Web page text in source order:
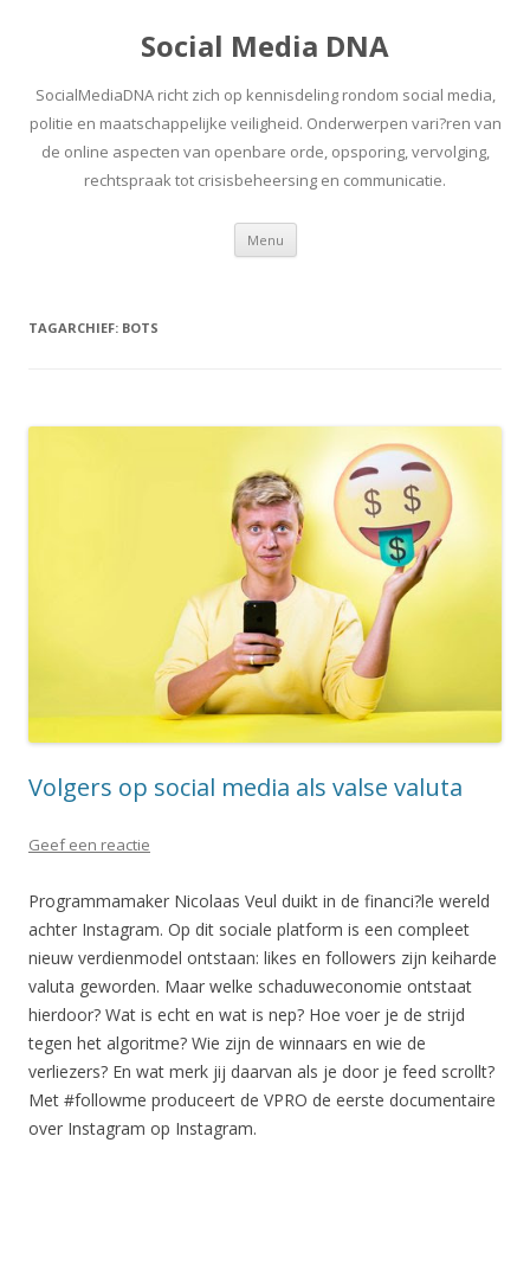
Social Media DNA
SocialMediaDNA richt zich op kennisdeling rondom social media,
politie en maatschappelijke veiligheid. Onderwerpen vari?ren van
de online aspecten van openbare orde, opsporing, vervolging,
rechtspraak tot crisisbeheersing en communicatie.
Menu Spring
inhoud
TAGARCHIEF: BOTS
Volgers op social media als valse valuta
Geef een reactie
Programmamaker Nicolaas Veul duikt in de financi?le wereld
achter Instagram. Op dit sociale platform is een compleet
nieuw verdienmodel ontstaan: likes en followers zijn keiharde
valuta geworden. Maar welke schaduweconomie ontstaat
hierdoor? Wat is echt en wat is nep? Hoe voer je de strijd
tegen het algoritme? Wie zijn de winnaars en wie de
verliezers? En wat merk jij daarvan als je door je feed scrollt?
Met #followme produceert de VPRO de eerste documentaire
over Instagram op Instagram.